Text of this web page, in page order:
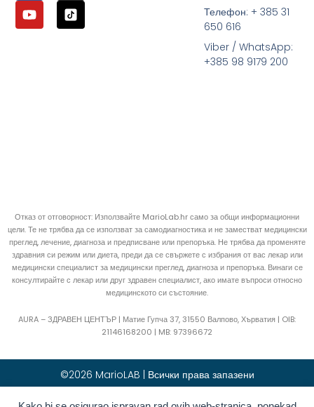
Телефон: + 385 31
650 616
Viber / WhatsApp:
+385 98 9179 200
Отказ от отговорност: Използвайте MarioLab.hr само за общи информационни
цели. Те не трябва да се използват за самодиагностика и не заместват медицински
преглед, лечение, диагноза и предписване или препоръка. Не трябва да променяте
здравния си режим или диета, преди да се свържете с избрания от вас лекар или
медицински специалист за медицински преглед, диагноза и препоръка. Винаги се
консултирайте с лекар или друг здравен специалист, ако имате въпроси относно
медицинското си състояние.
AURA – ЗДРАВЕН ЦЕНТЪР | Матие Гупча 37, 31550 Валпово, Хърватия | OIB:
21146168200 | MB: 97396672
©2026 MarioLAB | Всички права запазени